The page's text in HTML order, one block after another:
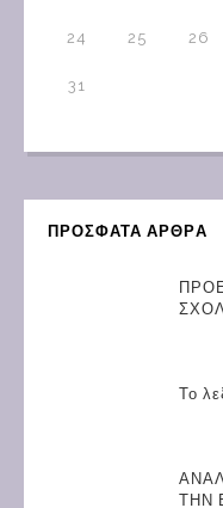
24 25 26
31
ΠΡΟΣΦΑΤΑ ΑΡΘΡΑ
Το
ΤΗΝ